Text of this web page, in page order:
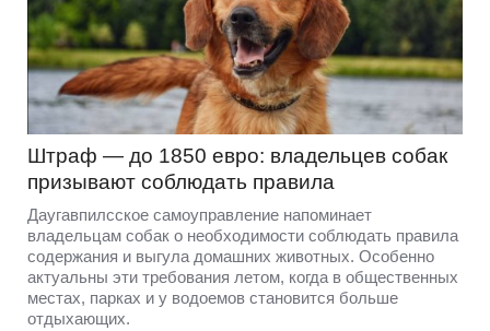
Штраф — до 1850 евро: владельцев собак
призывают соблюдать правила
Даугавпилсское самоуправление напоминает
владельцам собак о необходимости соблюдать правила
содержания и выгула домашних животных. Особенно
актуальны эти требования летом, когда в общественных
местах, парках и у водоемов становится больше
отдыхающих.